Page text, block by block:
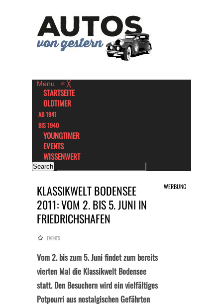
Menu ≡ ╳
STARTSEITE
OLDTIMER
AB 1941
BIS 1940
YOUNGTIMER
EVENTS
WISSENWERT
KLASSIKWELT BODENSEE
2011: VOM 2. BIS 5. JUNI IN
FRIEDRICHSHAFEN
WERBUNG
EVENTS
Vom 2. bis zum 5. Juni findet zum bereits
vierten Mal die Klassikwelt Bodensee
statt. Den Besuchern wird ein vielfältiges
Potpourri aus nostalgischen Gefährten